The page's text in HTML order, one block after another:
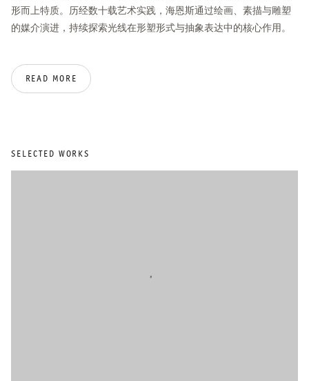
形而上特质。历经数十载艺术实践，海恩斯通过绘画、素描与雕塑
的媒介演进，持续探索光线在形塑形式与抽象表达中的核心作用。
南希·海恩斯的作品被纳入欧美重要博物馆及私人收藏体系。其作品
收藏名录广涉纽约大都会艺术博物馆、布鲁克林博物馆、休斯顿美
术馆、荷兰马斯特里赫特博尼范登博物馆、海牙市立博物馆等机构
术机构。
READ MORE
SELECTED WORKS